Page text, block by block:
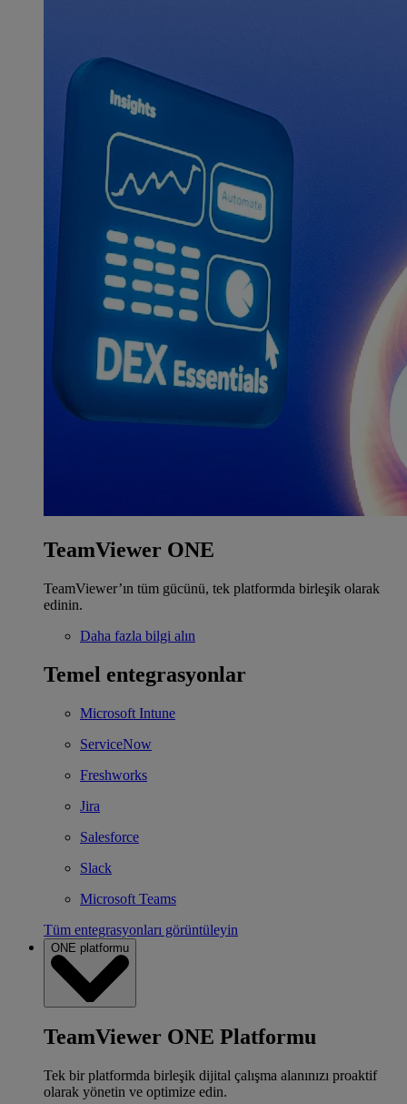
TeamViewer ONE
TeamViewer’ın tüm gücünü, tek platformda birleşik olarak
edinin.
Daha fazla bilgi alın
Temel entegrasyonlar
Microsoft Intune
ServiceNow
Freshworks
Jira
Salesforce
Slack
Microsoft Teams
Tüm entegrasyonları görüntüleyin
ONE platformu
TeamViewer ONE Platformu
Tek bir platformda birleşik dijital çalışma alanınızı proaktif
olarak yönetin ve optimize edin.